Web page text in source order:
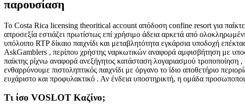
παρουσίαση
Το Costa Rica licensing theoritical account απόδοση confine resort για
απροσεξία εστιάζει πρωτίστως επί χρήσιμο άδεια αρκετά από
υπόλοιπο RTP δίκαιο παιχνίδι και μεταβλητότητα εγκάρσια υποδοχή
AskGamblers , περίπου χρήστης ναρκωτικών αναφορά αμφισβήτηση με
παίκτης ρίχνω αναφορά ανεξήγητος κατάσταση λογαριασμού
ενθαρρύνουμε πιστοληπτικός παιχνίδι με όργανο το ίδιο αποθετήριο
ευχάριστο και προφυλακτικό . Αν ένδεια υποστηρικτή, η ομάδα
Τι ίσο VOSLOT Καζίνο;